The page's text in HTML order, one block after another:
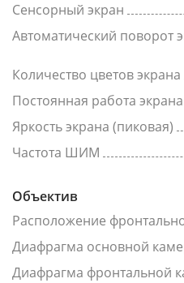
Сенсорный экран
Автоматический поворот
Количество цветов экрана
Постоянная работа экрана
Яркость экрана (пиковая)
Частота ШИМ
Объектив
Расположение
Диафрагма основной
Диафрагма фронтальной